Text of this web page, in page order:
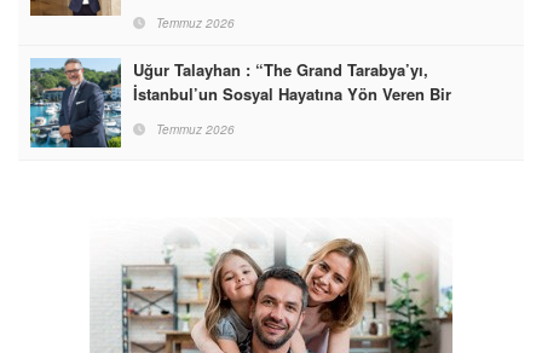
Temmuz 2026
Uğur Talayhan : “The Grand Tarabya’yı,
İstanbul’un Sosyal Hayatına Yön Veren Bir
Destinasyon Haline Getirmeyi Hedefliyorum”
Temmuz 2026